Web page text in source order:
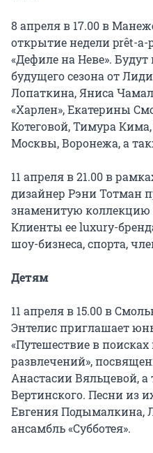
8 апреля в 17.00 в
открытие недели prêt-a-
«Дефиле на Неве».
будущего сезона от
Лопаткина, Яниса
«Харлен», Екатерины
Котеговой, Тимура
Москвы, Воронежа, а
11 апреля в 21.00 в
дизайнер Рэни Тотман
знаменитую коллекцию
Клиенты ее luxury-
шоу-бизнеса, спорта,
Детям
11 апреля в 15.00 в
Энтелис приглашает
«Путешествие в
развлечений»,
Анастасии Вяльцевой,
Вертинского. Песни из
Евгения Подымалкина,
ансамбль «Субботея».